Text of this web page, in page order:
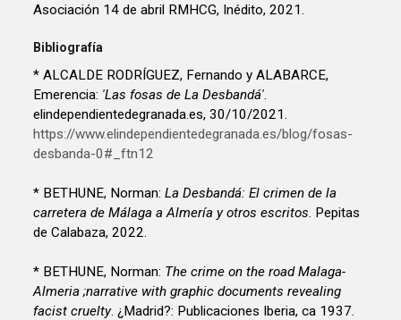
Asociación 14 de abril RMHCG, Inédito, 2021.
Bibliografía
* ALCALDE RODRÍGUEZ, Fernando y ALABARCE,
Emerencia: 'Las fosas de La Desbandá'.
elindependientedegranada.es, 30/10/2021.
https://www.elindependientedegranada.es/blog/fosas-
desbanda-0#_ftn12
* BETHUNE, Norman:La Desbandá: El crimen de la
carretera de Málaga a Almería y otros escritos. Pepitas
de Calabaza, 2022.
* BETHUNE, Norman: The crime on the road Malaga-
Almeria ;narrative with graphic documents revealing
facist cruelty. ¿Madrid?: Publicaciones Iberia, ca 1937.